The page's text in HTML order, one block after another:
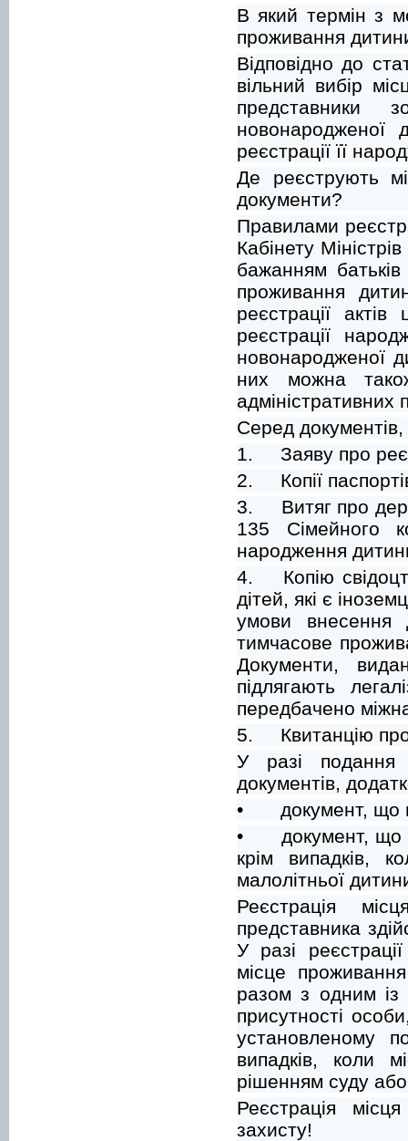
В який термін з
проживання
Відповідно до
вільний вибір
представники
новонародженої
реєстрації її
Де реєструють
документи?
Правилами
Кабінету
бажанням
проживання
реєстрації
реєстрації
новонародженої
них можна
адміністративних
Серед
1.
Заяву про
2.
Копії
3.
Витяг про
135 Сімейного
народження
4.
Копію
дітей, які є
умови внесення
тимчасове
Документи,
підлягають
передбачено
5.
Квитанцію
У разі подання
документів,
•
документ, що
•
документ, що
крім випадків,
малолітньої
Реєстрація
представника
У разі
місце
разом з одним із
присутності
установленому
випадків, коли
рішенням суду
Реєстрація
захисту!